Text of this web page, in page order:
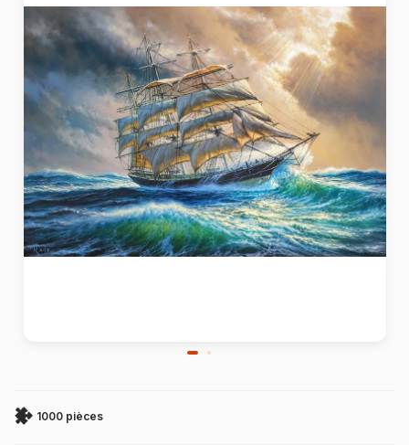
1000 pièces